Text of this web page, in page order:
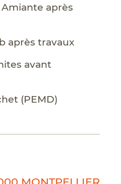
après
après travaux
avant
(PEMD)